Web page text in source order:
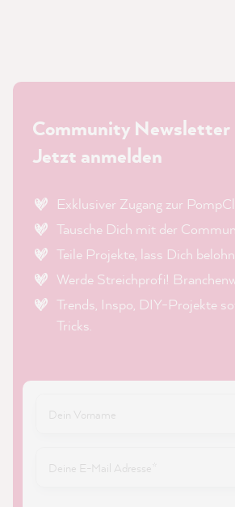
Community Newsletter
Jetzt anmelden
Exklusiver Zugang zur
Tausche Dich mit der
Teile Projekte, lass Dich
Werde Streichprofi!
Trends, Inspo, DIY-Projekte
Tricks.